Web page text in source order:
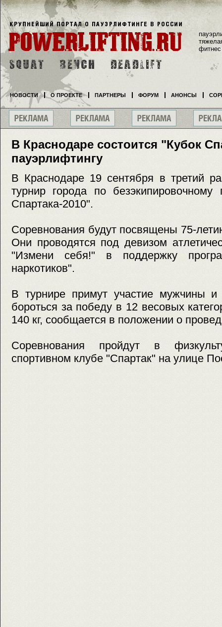
В Краснодаре состоится "Кубок
пауэрлифтингу
В Краснодаре 19 сентября в третий
турнир города по безэкипировочному
Спартака-2010".
Соревнования будут посвящены 75-
Они проводятся под девизом
"Измени себя!" в поддержку
наркотиков".
В турнире примут участие мужчины
бороться за победу в 12 весовых
140 кг, сообщается в положении о
Соревнования пройдут в
спортивном клубе "Спартак" на улице
фитнес
НОВОСТИ О ПРОЕКТЕ ПАРТНЕРЫ ФОРУМ АНОНСЫ